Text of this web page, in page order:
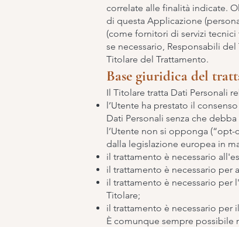
correlate alle finalità indicate.
di questa Applicazione
(come fornitori di servizi
se necessario, Responsabili
Titolare del Trattamento.
Base giuridica del
Il Titolare tratta Dati Personali
l’Utente ha prestato il
Dati Personali senza che
l’Utente non si opponga
dalla legislazione europea in
il trattamento è necessario
il trattamento è necessario
il trattamento è necessario
Titolare;
il trattamento è necessario
È comunque sempre possibile